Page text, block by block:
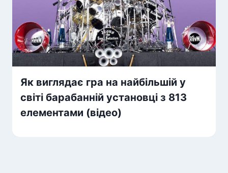
Як виглядає гра на найбільшій у
світі барабанній установці з 813
елементами (відео)